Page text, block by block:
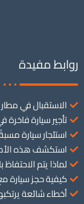
روابط مفيدة
الاستقبال في
تأجير سيارة
استئجار سيارة
استكشف هذه
لماذا يتم الاحتفاظ
كيفية حجز سيارة
أخطاء شائعة